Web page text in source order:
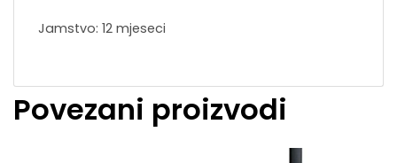
Jamstvo: 12 mjeseci
Povezani proizvodi